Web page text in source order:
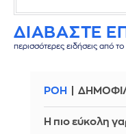
ΔΙΑΒΑΣΤΕ
περισσότερες ειδήσεις από
ΡΟΗ
Η πιο εύκολη